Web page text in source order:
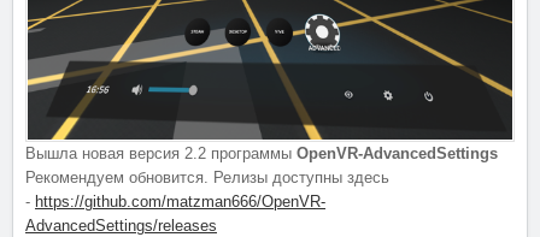
Вышла новая версия 2.2 программы OpenVR-AdvancedSettings
Рекомендуем обновится. Релизы доступны здесь
- https://github.com/matzman666/OpenVR-
AdvancedSettings/releases